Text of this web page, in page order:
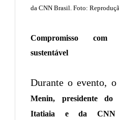
da CNN Brasil. Foto:
Compromisso com
sustentável
Durante o evento, o
Menin, presidente do
Itatiaia e da CNN